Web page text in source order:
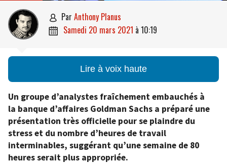
 par Anthony Planus
 samedi 20 mars 2021 à 10:19
Lire à voix haute
Un groupe d’analystes fraîchement embauchés à
la banque d’affaires Goldman Sachs a préparé une
présentation très officielle pour se plaindre du
stress et du nombre d’heures de travail
interminables, suggérant qu’une semaine de 80
heures serait plus appropriée.